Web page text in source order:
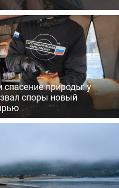
спасение природы: у
споры новый